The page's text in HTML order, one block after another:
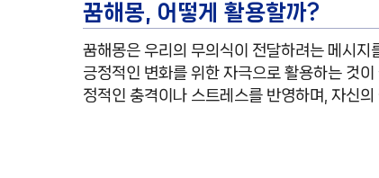
꿈해몽, 어떻게 활용할까?
꿈해몽은 우리의 무의식이 전달하려는 메시지
긍정적인 변화를 위한 자극으로 활용하는 것
정적인 충격이나 스트레스를 반영하며, 자신